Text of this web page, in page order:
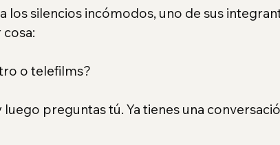
los silencios incómodos, uno de sus
o telefilms?
luego preguntas tú. Ya tienes una